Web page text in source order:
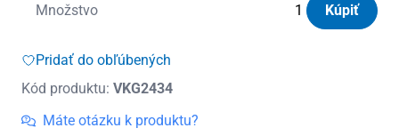
Množstvo
množstvo
do
gumová
Škoda
Kúpiť
Pridať do obľúbených
Kód produktu: VKG2434
Máte otázku k produktu?